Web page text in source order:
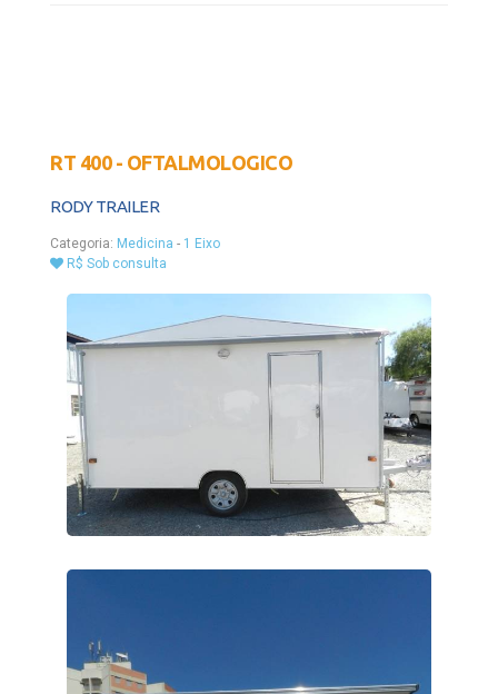
RT 400 - OFTALMOLOGICO
RODY TRAILER
Categoria: Medicina - 1 Eixo
R$ Sob consulta